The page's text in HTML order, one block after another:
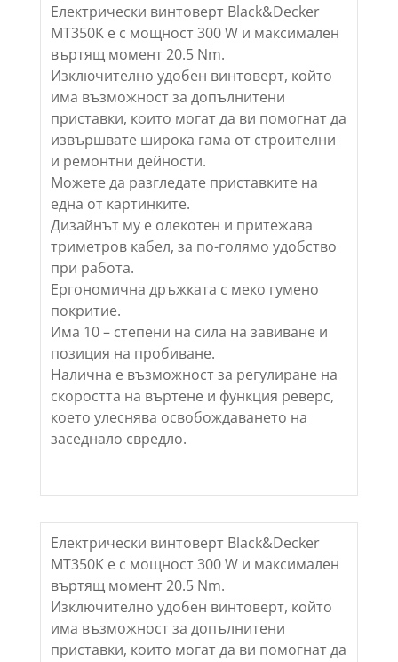
Електрически винтоверт Black&Decker
MT350K е с мощност 300 W и максимален
въртящ момент 20.5 Nm.
Изключително удобен винтоверт, който
има възможност за допълнитени
приставки, които могат да ви помогнат да
извършвате широка гама от строителни
и ремонтни дейности.
Можете да разгледате приставките на
една от картинките.
Дизайнът му е олекотен и притежава
триметров кабел, за по-голямо удобство
при работа.
Ергономична дръжката с меко гумено
покритие.
Има 10 – степени на сила на завиване и
позиция на пробиване.
Налична е възможност за регулиране на
скоростта на въртене и функция реверс,
което улеснява освобождаването на
заседнало свредло.
Електрически винтоверт Black&Decker
MT350K е с мощност 300 W и максимален
въртящ момент 20.5 Nm.
Изключително удобен винтоверт, който
има възможност за допълнитени
приставки, които могат да ви помогнат да